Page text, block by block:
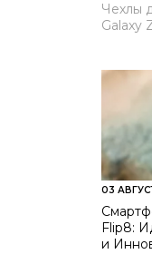
Чехлы
Galaxy
03
Flip8:
и